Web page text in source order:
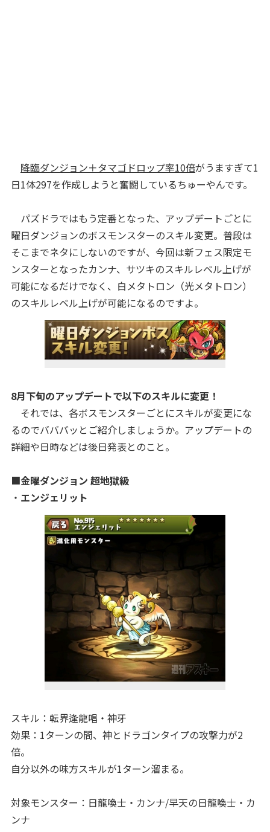
降臨ダンジョン＋タマゴドロップ率10倍がうますぎて1
日1体297を作成しようと奮闘しているちゅーやんです。
パズドラではもう定番となった、アップデートごとに
曜日ダンジョンのボスモンスターのスキル変更。普段は
そこまでネタにしないのですが、今回は新フェス限定モ
ンスターとなったカンナ、サツキのスキルレベル上げが
可能になるだけでなく、白メタトロン（光メタトロン）
のスキルレベル上げが可能になるのですよ。
8月下旬のアップデートで以下のスキルに変更！
それでは、各ボスモンスターごとにスキルが変更にな
るのでバババッとご紹介しましょうか。アップデートの
詳細や日時などは後日発表とのこと。
■金曜ダンジョン 超地獄級
・ エンジェリット
スキル：転界逢龍唱・神牙
効果：1ターンの間、神とドラゴンタイプの攻撃力が2
倍。
自分以外の味方スキルが1ターン溜まる。
対象モンスター：日龍喚士・カンナ/早天の日龍喚士・カ
ンナ